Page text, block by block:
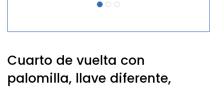
Cuarto de vuelta con
palomilla, llave diferente,